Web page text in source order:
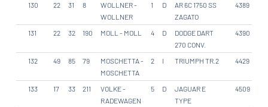
130 22 31 8
WOLLNER -
WOLLNER
1 D
AR 6C 1750 SS
ZAGATO
4389
131 22 32 190 MOLL - MOLL 4 D
DODGE DART
270 CONV.
4390
132 49 85 79
MOSCHETTA -
MOSCHETTA
2 I TRIUMPH TR.2 4429
133 17 33 211
VOLKE -
RADEWAGEN
5 D
JAGUAR E
TYPE
4509